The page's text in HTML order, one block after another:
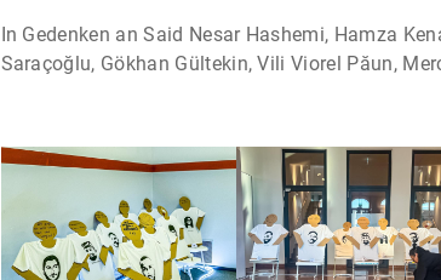
In Gedenken an Said Nesar Hashemi, Hamza
Saraçoğlu, Gökhan Gültekin, Vili Viorel Păun,